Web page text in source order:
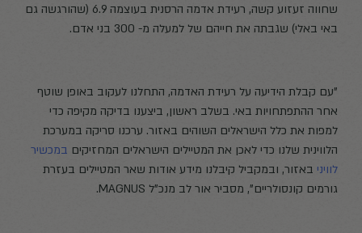
שחווה זעזוע קשה, רעידת אדמה הרסנית בעוצמה 6.9 (שהורגשה גם
באי באלי) שגבתה את חייהם של למעלה מ- 300 בני אדם.
"עם קבלת הידיעה על רעידת האדמה, התחלנו לעקוב באופן שוטף
אחר ההתפתחויות באי. בשלב ראשון, ביצענו בדיקה מקיפה כדי
למפות את כלל הישראלים השוהים באזור. ערכנו סריקה במערכת
הלווינית שלנו כדי לאכן את המטיילים הישראלים המחזיקים במכשיר
לוויני באזור, ובמקביל קיבלנו מידע אודות שאר המטיילים בעזרת
גורמים קונסולריים", מסביר אור לב מנכ"ל MAGNUS.